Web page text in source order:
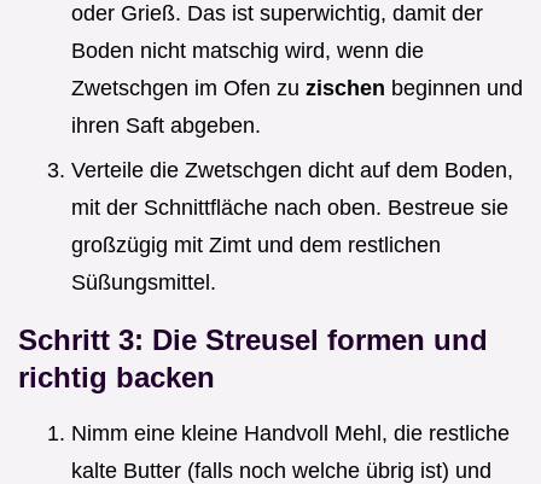
oder Grieß. Das ist superwichtig, damit der
Boden nicht matschig wird, wenn die
Zwetschgen im Ofen zu zischen beginnen und
ihren Saft abgeben.
Verteile die Zwetschgen dicht auf dem Boden,
mit der Schnittfläche nach oben. Bestreue sie
großzügig mit Zimt und dem restlichen
Süßungsmittel.
Schritt 3: Die Streusel formen und
richtig backen
Nimm eine kleine Handvoll Mehl, die restliche
kalte Butter (falls noch welche übrig ist) und